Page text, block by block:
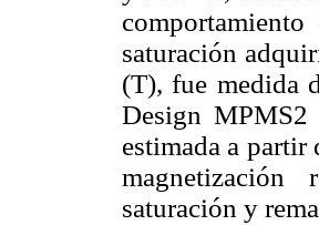
saturación
(T), fue medida
Design MPMS2
estimada a
saturación y